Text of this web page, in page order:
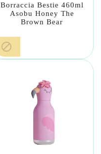
Borraccia Bestie 460ml
Asobu Honey The
Brown Bear
